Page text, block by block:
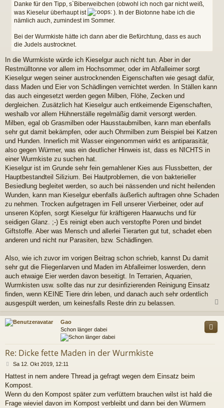
Danke für den Tipp, s`Biberweibchen (obwohl ich noch gar nicht weiß,
was Kieselur überhaupt ist
). In der Biotonne habe ich die
nämlich auch, zumindest im Sommer.
Bei der Wurmkiste hätte ich dann aber die Befürchtung, dass es auch
die Judels austrocknet.
In die Wurmkiste würde ich Kieselgur auch nicht tun. Aber in der
Restmülltonne vor allem im Hochsommer, oder im Abfalleimer sorgt
Kieselgur wegen seiner austrocknenden Eigenschaften wie gesagt dafür,
dass Maden und Eier von Schädlingen vernichtet werden. In Ställen kann
das auch eingesetzt werden gegen Milben, Flöhe, Zecken und
dergleichen. Zusätzlich hat Kieselgur auch entkeimende Eigenschaften,
weshalb vor allem Hühnerställe regelmäßig damit versorgt werden.
Milben, egal ob Grasmilben oder Hausstaubmilben, kann man ebenfalls
sehr gut damit bekämpfen, oder auch Ohrmilben zum Beispiel bei Katzen
und Hunden. Innerlich mit Wasser eingenommen wirkt es antiparasitär,
also gegen Würmer, was ein deutlicher Hinweis ist, dass es NICHTS in
einer Wurmkiste zu suchen hat.
Kieselgur ist im Grunde sehr fein gemahlener Kies aus Flussbetten, der
Hauptbestandteil Silizium. Bei Hautproblemen, die von bakterieller
Besiedlung begleitet werden, so auch bei nässenden und nicht heilenden
Wunden, kann man Kieselgur ebenfalls äußerlich auftragen ohne Schaden
zu nehmen. Trocken aufgetragen im Fell unserer Vierbeiner, oder auf
unseren Köpfen, sorgt Kieselgur für kräftigeren Haarwuchs und für
seidigen Glanz. ;-) Es reinigt eben auch verstopfte Poren und bindet
Giftstoffe. Aber was Mensch und allerlei Tierarten gut tut, schadet eben
anderen und nicht nur Parasiten, bzw. Schädlingen.
Also, wie ich zuvor im vorigen Beitrag schon schrieb, kannst Du damit
sehr gut die Fliegenlarven und Maden im Abfalleimer loswerden, denn
auch etwaige Eier werden davon beseitigt. In Terrarien, Aquarien,
Wurmkisten usw. sollte das nur zur desinfizierenden Reinigung Einsatz
finden, wenn KEINE Tiere drin leben, und danach auch sehr ordentlich
ausgespült werden, um keinesfalls Reste drin zu belassen.
c
Gao
Schon länger dabei
Re: Dicke fette Maden in der Wurmkiste
B
i
t
r
a
Sa 12. Okt 2019, 12:11
Hattest in nem andere Thread ja gefragt wegen dem Einsatz beim
Kompost.
Wenn du den Kompost später zum verfüttern brauchen wilst ist hald die
Frage wieviel davon im Kompost verbleibt und dann bei den Würmern